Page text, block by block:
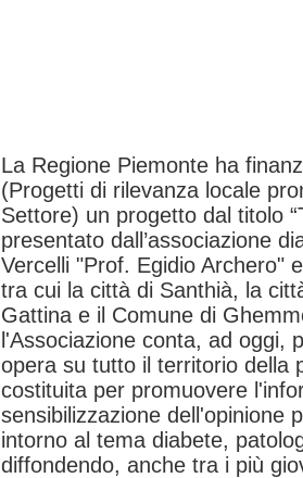
La Regione Piemonte ha
(Progetti di rilevanza locale
Settore) un progetto dal titolo
presentato dall’associazione
Vercelli "Prof. Egidio Archero"
tra cui la città di Santhià, la
Gattina e il Comune di
l'Associazione conta, ad oggi,
opera su tutto il territorio della
costituita per promuovere
sensibilizzazione dell'opinione
intorno al tema diabete,
diffondendo, anche tra i più